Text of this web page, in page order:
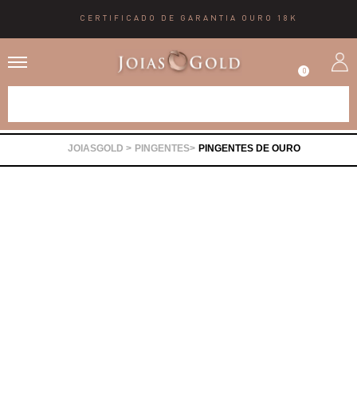
CERTIFICADO DE GARANTIA OURO 18K
0
PINGENTES PINGENTES DE OURO